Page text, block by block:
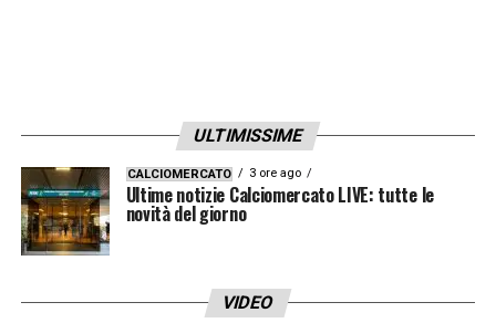
ULTIMISSIME
CALCIOMERCATO 3 ore ago
Ultime notizie Calciomercato LIVE: tutte le
novità del giorno
VIDEO